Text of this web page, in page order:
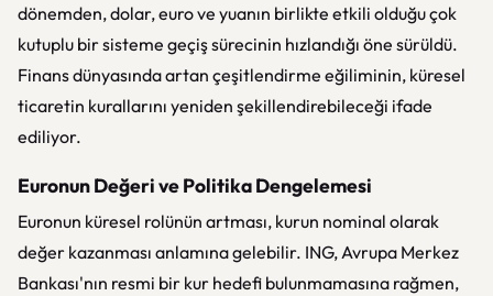
dönemden, dolar, euro ve yuanın birlikte etkili olduğu çok
kutuplu bir sisteme geçiş sürecinin hızlandığı öne sürüldü.
Finans dünyasında artan çeşitlendirme eğiliminin, küresel
ticaretin kurallarını yeniden şekillendirebileceği ifade
ediliyor.
Euronun Değeri ve Politika Dengelemesi
Euronun küresel rolünün artması, kurun nominal olarak
değer kazanması anlamına gelebilir. ING, Avrupa Merkez
Bankası'nın resmi bir kur hedefi bulunmamasına rağmen,